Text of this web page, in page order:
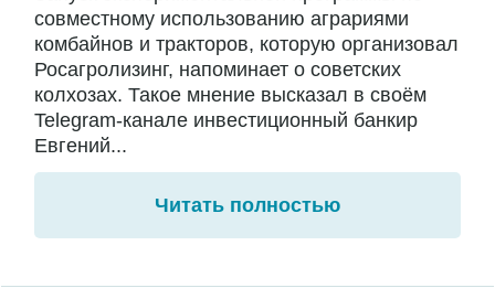
совместному использованию аграриями
комбайнов и тракторов, которую организовал
Росагролизинг, напоминает о советских
колхозах. Такое мнение высказал в своём
Telegram-канале инвестиционный банкир
Евгений...
Читать полностью